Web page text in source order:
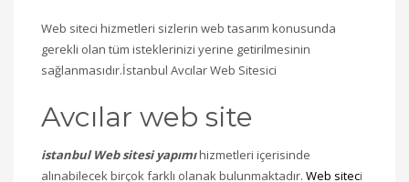
Web siteci hizmetleri sizlerin web tasarım konusunda
gerekli olan tüm isteklerinizi yerine getirilmesinin
sağlanmasıdır.İstanbul Avcılar Web Sitesici
Avcılar web site
istanbul Web sitesi yapımıhizmetleri içerisinde
alınabilecek birçok farklı olanak bulunmaktadır. Web siteci